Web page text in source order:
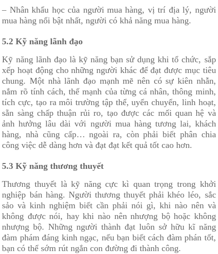
– Nhân khẩu học của người mua hàng, vị trí địa lý, người
mua hàng nổi bật nhất, người có khả năng mua hàng.
5.2 Kỹ năng lãnh đạo
Kỹ năng lãnh đạo là kỹ năng bạn sử dụng khi tổ chức, sắp
xếp hoạt động cho những người khác để đạt được mục tiêu
chung. Một nhà lãnh đạo mạnh mẽ nên có sự kiên nhẫn,
nắm rõ tính cách, thế mạnh của từng cá nhân, thông minh,
tích cực, tạo ra môi trường tập thể, uyển chuyển, linh hoạt,
sẵn sàng chấp thuận rủi ro, tạo được các mối quan hệ và
ảnh hưởng lâu dài với người mua hàng tương lai, khách
hàng, nhà cũng cấp… ngoài ra, còn phải biết phân chia
công việc dễ dàng hơn và đạt đạt kết quả tốt cao hơn.
5.3 Kỹ năng thương thuyết
Thương thuyết là kỹ năng cực kì quan trọng trong khởi
nghiệp bán hàng. Người thương thuyết phải khéo léo, sắc
sảo và kinh nghiệm biết cần phải nói gì, khi nào nên và
không được nói, hay khi nào nên nhượng bộ hoặc không
nhượng bộ. Những người thành đạt luôn sở hữu kĩ năng
đàm phám đáng kinh ngạc, nếu bạn biết cách đàm phán tốt,
bạn có thể sớm rút ngắn con đường đi thành công.